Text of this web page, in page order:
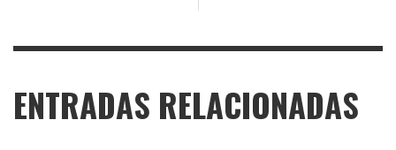
ENTRADAS RELACIONADAS